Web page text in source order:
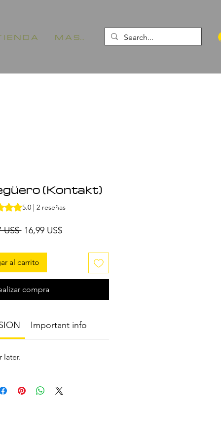
I E N D A M A S...
(Kontakt)
reseñas, la calificación es de 5.0 de 5 estrellas
5.0 | 2 reseñas
US$ Precio
16,99 US$Precio
al carrito
compra
Important info
later.